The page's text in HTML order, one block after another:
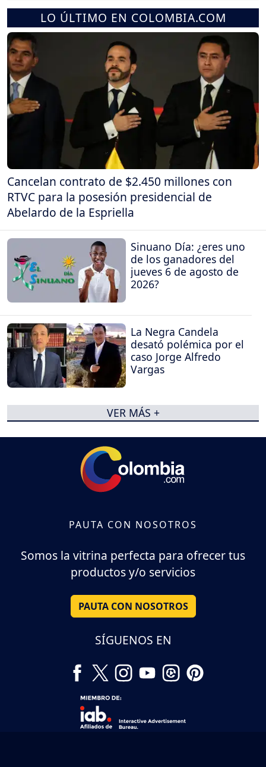
LO ÚLTIMO EN COLOMBIA.COM
Cancelan contrato de $2.450 millones con
RTVC para la posesión presidencial de
Abelardo de la Espriella
Sinuano Día: ¿eres uno
de los ganadores del
jueves 6 de agosto de
2026?
La Negra Candela
desató polémica por el
caso Jorge Alfredo
Vargas
VER MÁS +
PAUTA CON NOSOTROS
Somos la vitrina perfecta para ofrecer tus
productos y/o servicios
PAUTA CON NOSOTROS
SÍGUENOS EN